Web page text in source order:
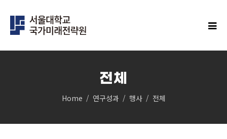
전체
Home 연구성과 행사 전체
IFS연구
클러스터